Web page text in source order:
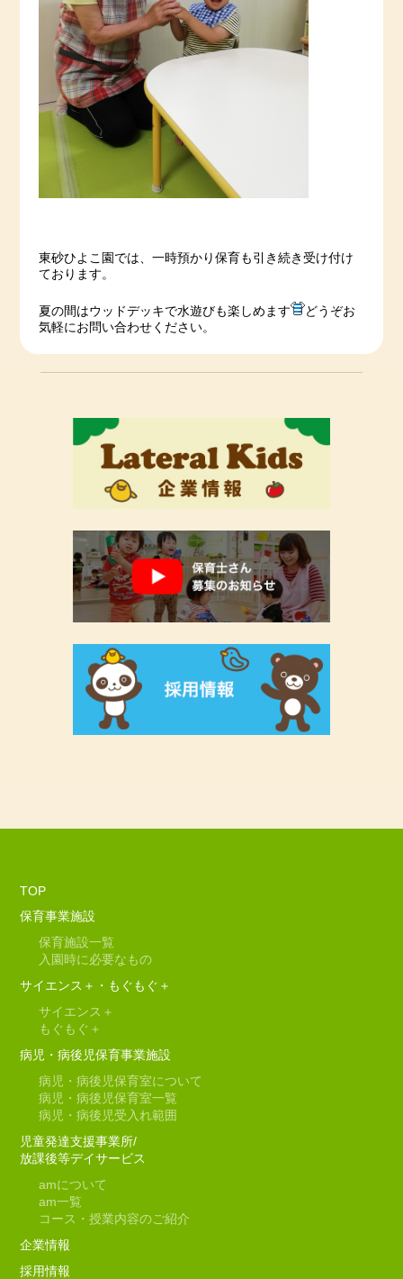
東砂ひよこ園では、一時預かり保育も引き続き受け付け
ております。
夏の間はウッドデッキで水遊びも楽しめます
どうぞお
気軽にお問い合わせください。
TOP
保育事業施設
保育施設一覧
入園時に必要なもの
サイエンス＋・もぐもぐ＋
サイエンス＋
もぐもぐ＋
病児・病後児保育事業施設
病児・病後児保育室について
病児・病後児保育室一覧
病児・病後児受入れ範囲
児童発達支援事業所/
放課後等デイサービス
amについて
am一覧
コース・授業内容のご紹介
企業情報
採用情報